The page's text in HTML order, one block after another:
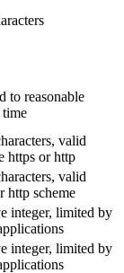
to reasonable
valid
https or http
valid
http scheme
integer, limited by
integer, limited by